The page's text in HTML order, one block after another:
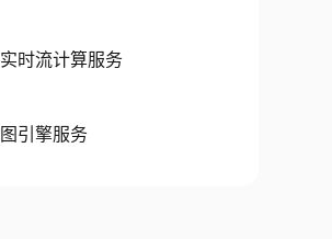
实时流计算服务
图引擎服务